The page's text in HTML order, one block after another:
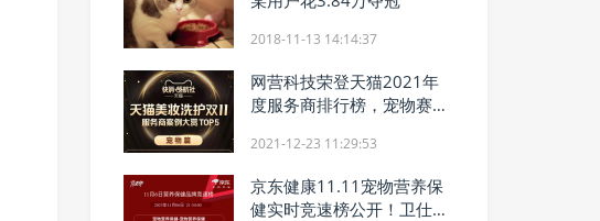
2018-11-13 14:14:37
网营科技荣登天猫2021年
度服务商排行榜，宠物赛道
2021-12-23 11:29:53
京东健康11.11宠物营养保
健实时竞速榜公开！卫仕、